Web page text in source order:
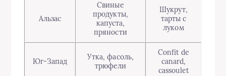
Альзас
Свиные
продукты,
капуста,
пряности
Шукрут,
тарты с
луком
Юг‑Запад
Утка, фасоль,
трюфели
Confit de
canard,
cassoulet